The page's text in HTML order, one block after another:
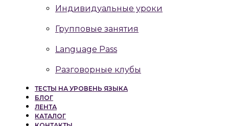
Индивидуальные уроки
Групповые занятия
Language Pass
Разговорные клубы
ТЕСТЫ НА УРОВЕНЬ ЯЗЫКА
БЛОГ
ЛЕНТА
КАТАЛОГ